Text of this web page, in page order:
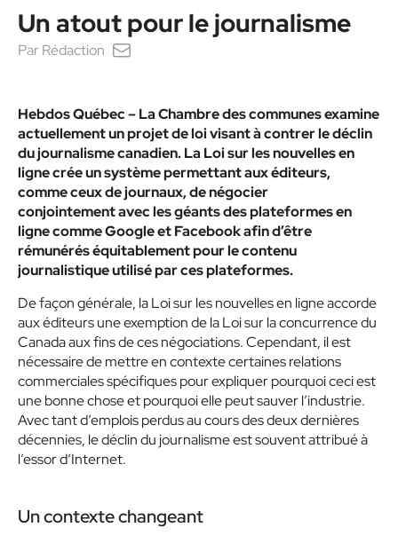
Un atout pour le journalisme
Par Rédaction
Hebdos Québec– La Chambre des communesexamine
actuellement un projet de loi visantà contrer le déclin
du journalisme canadien. La Loi sur les nouvelles en
ligne crée un système permettant aux éditeurs,
commeceux de journaux, de négocier
conjointementavec les géants des plateformes en
ligne comme Google et Facebook afin d’être
rémunérés équitablement pour le contenu
journalistique utilisé par ces plateformes.
De façon générale, la Loi sur les nouvelles en ligne accorde
aux éditeursune exemption de la Loi sur la concurrence du
Canada aux fins de ces négociations. Cependant, il est
nécessaire de mettre en contexte certaines relations
commerciales spécifiques pour expliquer pourquoi ceci est
une bonne chose et pourquoi elle peut sauver l’industrie.
Avec tant d’emplois perdus au cours des deux dernières
décennies, le déclin du journalisme est souvent attribué à
l’essor d’Internet.
Un contexte changeant